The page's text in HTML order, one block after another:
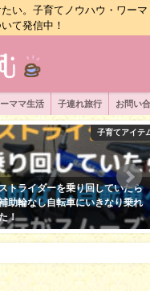
い。子育てノウハウ・ワーマ
て発信中！
ママ生活 子連れ旅行 お問い
子育てアイテム
ライダーを乗り回していたら
輪なし自転車にいきなり乗れ
年1月15日